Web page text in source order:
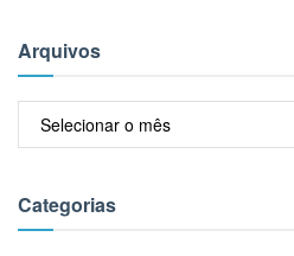
Arquivos
Arquivos
Categorias